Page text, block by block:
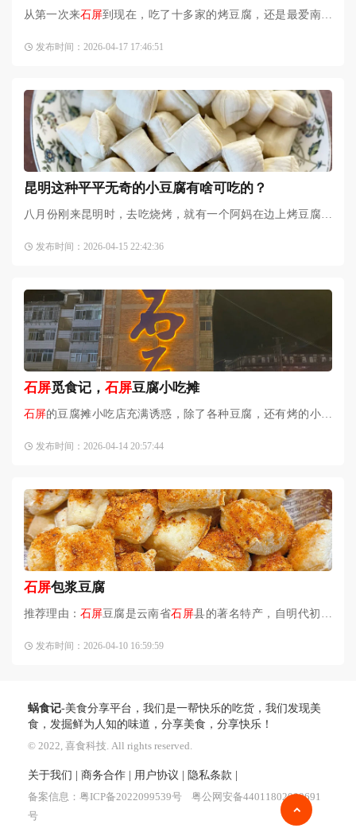
从第一次来石屏到现在，吃了十多家的烤豆腐，还是最爱南正
中午12点开门。嬢嬢说开
发布时间：2026-04-17 17:46:51
昆明这种平平无奇的小豆腐有啥可吃的？
八月份刚来昆明时，去吃烧烤，就有一个阿妈在边上烤豆腐，
感觉就是平平无奇啊。
发布时间：2026-04-15 22:42:36
石屏觅食记， 石屏豆腐小吃摊
石屏的豆腐摊小吃店充满诱惑，除了各种豆腐，还有烤的小肉
等都好吃。在石屏 的几天
发布时间：2026-04-14 20:57:44
石屏包浆豆腐
推荐理由： 石屏豆腐是云南省石屏县的著名特产，自明代初叶
质地细腻，味道鲜美，且无石膏豆腐的腥气、苦涩味及石膏渣
发布时间：2026-04-10 16:59:59
蜗食记-美食分享平台，我们是一帮快乐的吃货，我们发现美
食，发掘鲜为人知的味道，分享美食，分享快乐！
© 2022, 喜食科技. All rights reserved.
关于我们 商务合作 用户协议 隐私条款
备案信息： 粤ICP备2022099539号
粤公网安备44011802000691
号